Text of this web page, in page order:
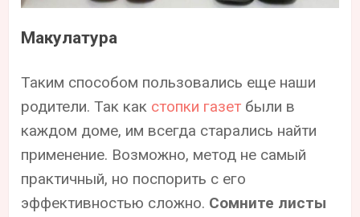
Макулатура
Таким способом пользовались еще наши
родители. Так как стопки газет были в
каждом доме, им всегда старались найти
применение. Возможно, метод не самый
практичный, но поспорить с его
эффективностью сложно. Сомните листы